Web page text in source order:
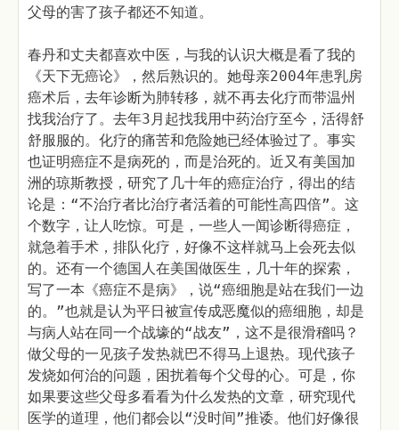
父母的害了孩子都还不知道。
春丹和丈夫都喜欢中医，与我的认识大概是看了我的
《天下无癌论》，然后熟识的。她母亲2004年患乳房
癌术后，去年诊断为肺转移，就不再去化疗而带温州
找我治疗了。去年3月起找我用中药治疗至今，活得舒
舒服服的。化疗的痛苦和危险她已经体验过了。事实
也证明癌症不是病死的，而是治死的。近又有美国加
洲的琼斯教授，研究了几十年的癌症治疗，得出的结
论是：“不治疗者比治疗者活着的可能性高四倍”。这
个数字，让人吃惊。可是，一些人一闻诊断得癌症，
就急着手术，排队化疗，好像不这样就马上会死去似
的。还有一个德国人在美国做医生，几十年的探索，
写了一本《癌症不是病》，说“癌细胞是站在我们一边
的。”也就是认为平日被宣传成恶魔似的癌细胞，却是
与病人站在同一个战壕的“战友”，这不是很滑稽吗？
做父母的一见孩子发热就巴不得马上退热。现代孩子
发烧如何治的问题，困扰着每个父母的心。可是，你
如果要这些父母多看看为什么发热的文章，研究现代
医学的道理，他们都会以“没时间”推诿。他们好像很